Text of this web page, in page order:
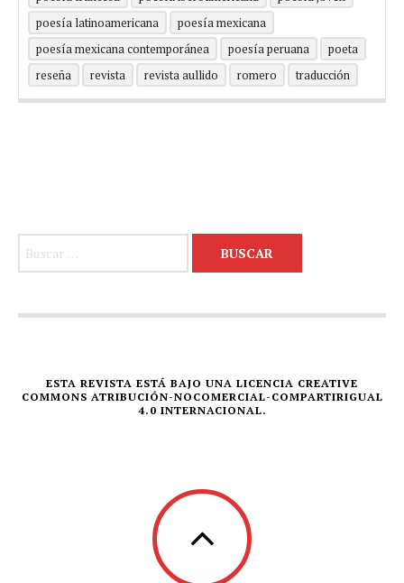
poesía latinoamericana
poesía mexicana
poesía mexicana contemporánea
poesía peruana
poeta
reseña
revista revista aullido romero traducción
ESTA REVISTA ESTÁ BAJO UNA LICENCIA CREATIVE
COMMONS ATRIBUCIÓN-NOCOMERCIAL-COMPARTIRIGUAL
4.0 INTERNACIONAL.